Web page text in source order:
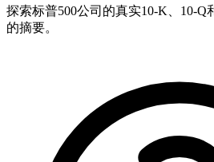
探索标普500公司的真实10-K、10-
的摘要。